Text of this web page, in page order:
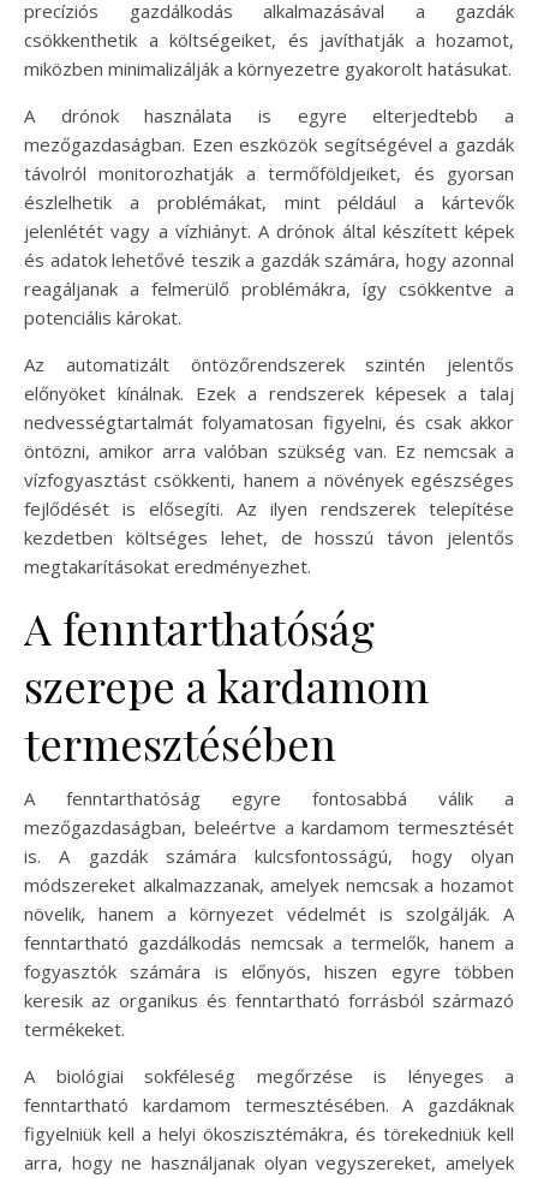
precíziós gazdálkodás alkalmazásával a gazdák
csökkenthetik a költségeiket, és javíthatják a hozamot,
miközben minimalizálják a környezetre gyakorolt hatásukat.
A drónok használata is egyre elterjedtebb a
mezőgazdaságban. Ezen eszközök segítségével a gazdák
távolról monitorozhatják a termőföldjeiket, és gyorsan
észlelhetik a problémákat, mint például a kártevők
jelenlétét vagy a vízhiányt. A drónok által készített képek
és adatok lehetővé teszik a gazdák számára, hogy azonnal
reagáljanak a felmerülő problémákra, így csökkentve a
potenciális károkat.
Az automatizált öntözőrendszerek szintén jelentős
előnyöket kínálnak. Ezek a rendszerek képesek a talaj
nedvességtartalmát folyamatosan figyelni, és csak akkor
öntözni, amikor arra valóban szükség van. Ez nemcsak a
vízfogyasztást csökkenti, hanem a növények egészséges
fejlődését is elősegíti. Az ilyen rendszerek telepítése
kezdetben költséges lehet, de hosszú távon jelentős
megtakarításokat eredményezhet.
A fenntarthatóság
szerepe a kardamom
termesztésében
A fenntarthatóság egyre fontosabbá válik a
mezőgazdaságban, beleértve a kardamom termesztését
is. A gazdák számára kulcsfontosságú, hogy olyan
módszereket alkalmazzanak, amelyek nemcsak a hozamot
növelik, hanem a környezet védelmét is szolgálják. A
fenntartható gazdálkodás nemcsak a termelők, hanem a
fogyasztók számára is előnyös, hiszen egyre többen
keresik az organikus és fenntartható forrásból származó
termékeket.
A biológiai sokféleség megőrzése is lényeges a
fenntartható kardamom termesztésében. A gazdáknak
figyelniük kell a helyi ökoszisztémákra, és törekedniük kell
arra, hogy ne használjanak olyan vegyszereket, amelyek